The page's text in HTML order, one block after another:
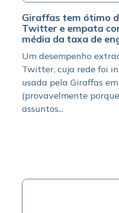
Giraffas tem ótimo
Twitter e empata
média da taxa de
Um desempenho
Twitter, cuja rede foi
usada pela Giraffas
(provavelmente porque
assuntos...